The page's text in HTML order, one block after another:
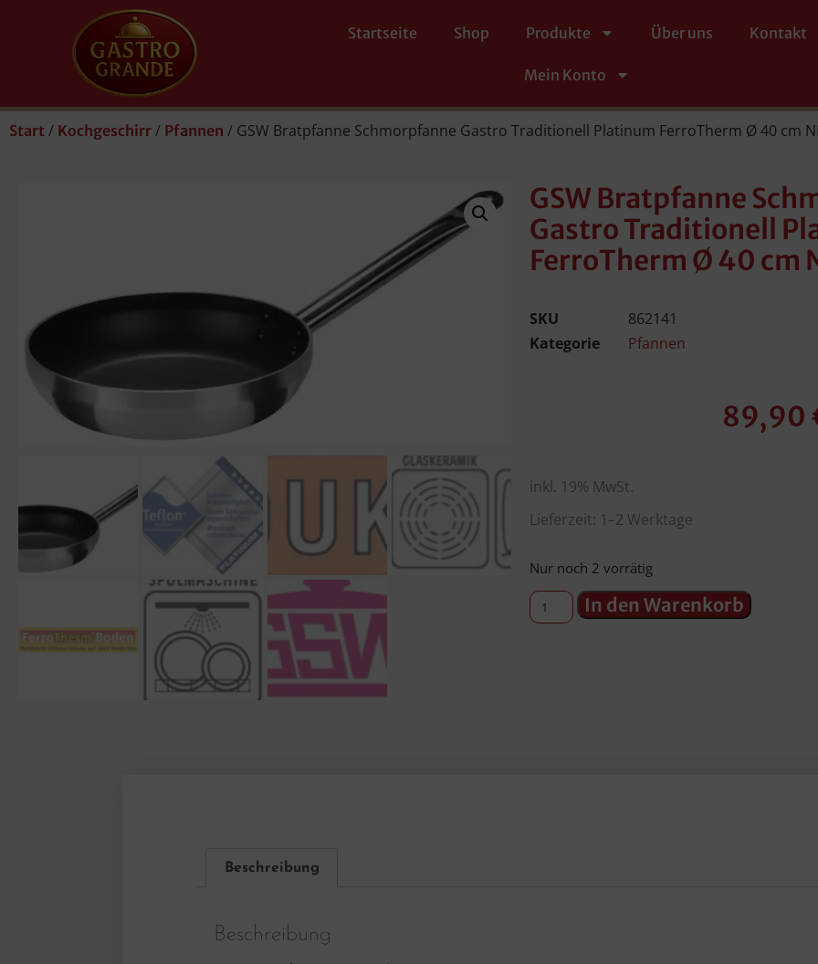
Startseite Shop Produkte Über uns Kontakt
Mein Konto
Start / Kochgeschirr / Pfannen / GSW Bratpfanne Schmorpfanne Gastro Traditionell Platinum FerroTherm Ø 40 cm
GSW Bratpfanne
Gastro Traditionell
FerroTherm Ø 40 cm
SKU
862141
Kategorie
Pfannen
89,90
inkl. 19% MwSt.
Lieferzeit: 1–2 Werktage
Nur noch 2 vorrätig
In den Warenkorb
Beschreibung
Beschreibung